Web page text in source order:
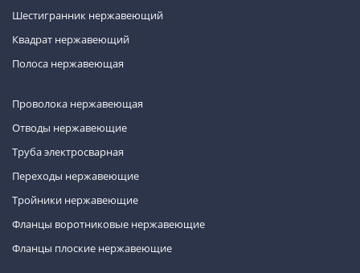
Шестигранник нержавеющий
Квадрат нержавеющий
Полоса нержавеющая
Проволока нержавеющая
Отводы нержавеющие
Труба электросварная
Переходы нержавеющие
Тройники нержавеющие
Фланцы воротниковые нержавеющие
Фланцы плоские нержавеющие